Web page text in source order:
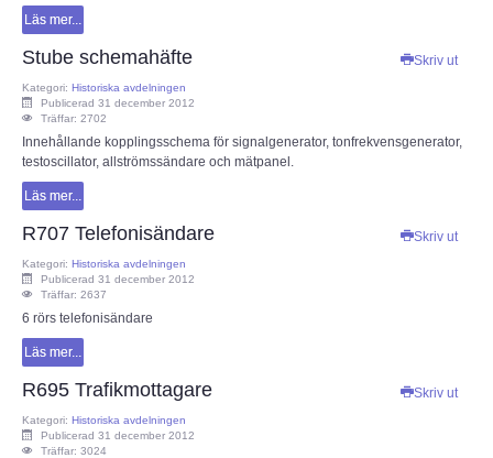
NRAU
Föreningar
SENASTE
ESR Resonans
ESR-Nyheterna
Satellitnyheter AMSAT
DX-bulletin från ARRL
Läs mer...
Skriv ut
Stube schemahäfte
Kategori: Historiska avdelningen
Publicerad 31 december 2012
Träffar: 2702
Innehållande kopplingsschema för signalgenerator, tonfrekvensgenerator,
testoscillator, allströmssändare och mätpanel.
Läs mer...
Skriv ut
R707 Telefonisändare
Kategori: Historiska avdelningen
Publicerad 31 december 2012
Träffar: 2637
6 rörs telefonisändare
Läs mer...
Skriv ut
R695 Trafikmottagare
Kategori: Historiska avdelningen
Publicerad 31 december 2012
Träffar: 3024